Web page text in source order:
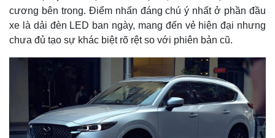
cương bên trong. Điểm nhấn đáng chú ý nhất ở phần đầu
xe là dải đèn LED ban ngày, mang đến vẻ hiện đại nhưng
chưa đủ tạo sự khác biệt rõ rệt so với phiên bản cũ.